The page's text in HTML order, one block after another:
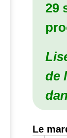
29
de
Le